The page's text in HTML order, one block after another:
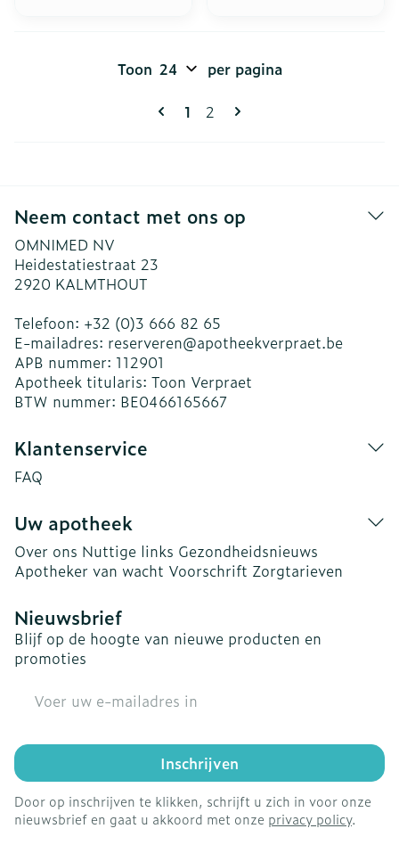
Pagina's
U lees momenteel pagina
1 Pagina
2
Toon per pagina
Neem contact met ons op
OMNIMED NV
Heidestatiestraat 23
2920 KALMTHOUT
Telefoon: +32 (0)3 666 82 65
E-mailadres: reserveren@apotheekverpraet.be
APB nummer: 112901
Apotheek titularis: Toon Verpraet
BTW nummer: BE0466165667
Klantenservice
FAQ
Uw apotheek
Over ons Nuttige links Gezondheidsnieuws
Apotheker van wacht Voorschrift Zorgtarieven
Nieuwsbrief
Blijf op de hoogte van nieuwe producten en
promoties
Inschrijven
Door op inschrijven te klikken, schrijft u zich in voor onze
nieuwsbrief en gaat u akkoord met onze privacy policy.